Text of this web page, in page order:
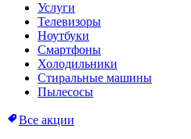
Услуги
Телевизоры
Ноутбуки
Смартфоны
Холодильники
Стиральные машины
Пылесосы
Все акции